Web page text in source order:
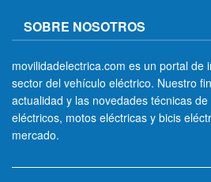
SOBRE NOSOTROS
movilidadelectrica.com es un portal de
sector del vehículo eléctrico. Nuestro
actualidad y las novedades técnicas
eléctricos, motos eléctricas y bicis
mercado.